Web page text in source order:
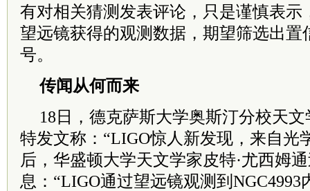
有对相关猜测发表评论，只是谨慎表示
望远镜获得的观测数据，期望筛选出置
号。
传闻从何而来
18日，德克萨斯大学奥斯汀分校天
特发文称：“LIGO惊人新发现，来自光
后，华盛顿大学天文学家皮特·尤西姆
息：“LIGO通过望远镜观测到